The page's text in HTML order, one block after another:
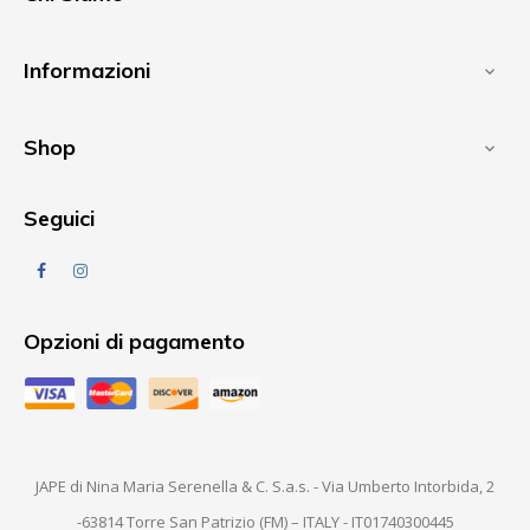
Informazioni 
Shop 
Seguici
Facebook
Opzioni di pagamento
JAPE di Nina Maria Serenella & C. S.a.s. - Via Umberto Intorbida, 2
-63814 Torre San Patrizio (FM) – ITALY - IT01740300445